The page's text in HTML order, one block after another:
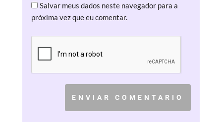
Salvar meus dados neste navegador para a
próxima vez que eu comentar.
ENVIAR COMENTARIO